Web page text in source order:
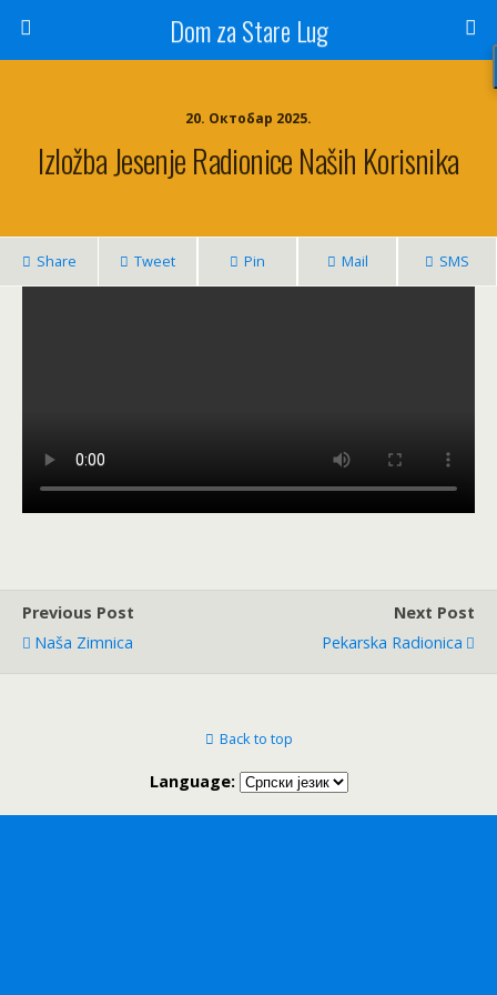
Dom za Stare Lug
20. Октобар 2025.
Izložba Jesenje Radionice Naših Korisnika
Share Tweet Pin Mail SMS
Previous Post
Naša Zimnica
Next Post
Pekarska Radionica
Back to top
Language: